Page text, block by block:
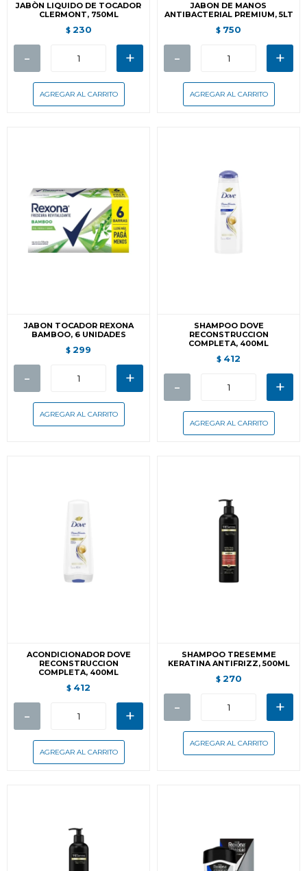
JABÒN LIQUIDO DE TOCADOR
CLERMONT, 750ML
$ 230
- +
JABON DE MANOS
ANTIBACTERIAL PREMIUM, 5LT
$ 750
- +
JABON TOCADOR REXONA
BAMBOO, 6 UNIDADES
$ 299
- +
SHAMPOO DOVE
RECONSTRUCCION
COMPLETA, 400ML
$ 412
- +
ACONDICIONADOR DOVE
RECONSTRUCCION
COMPLETA, 400ML
$ 412
- +
SHAMPOO TRESEMME
KERATINA ANTIFRIZZ, 500ML
$ 270
- +